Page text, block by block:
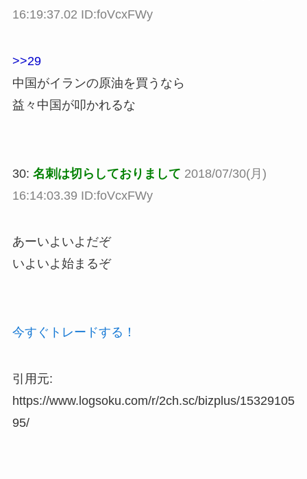
16:19:37.02 ID:foVcxFWy
>>29
中国がイランの原油を買うなら
益々中国が叩かれるな
30: 名刺は切らしておりまして 2018/07/30(月)
16:14:03.39 ID:foVcxFWy
あーいよいよだぞ
いよいよ始まるぞ
今すぐトレードする！
引用元:
https://www.logsoku.com/r/2ch.sc/bizplus/15329105
95/